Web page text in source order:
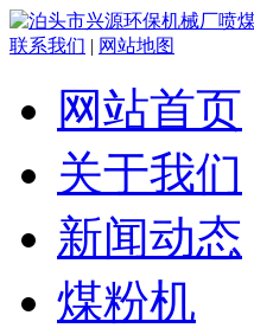
联系我们 | 网站地图
网站首页
关于我们
新闻动态
煤粉机